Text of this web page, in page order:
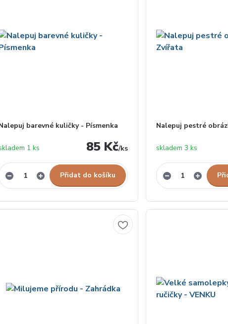
barevné kuličky - Písmenka
85 Kč/ks
1 ks
Přidat do košíku
Nalepuj pestré
skladem 3 ks